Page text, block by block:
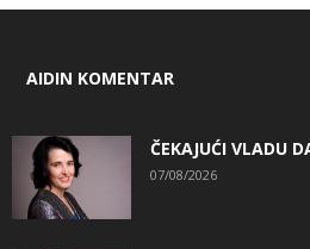
AIDIN KOMENTAR
ČEKAJUĆI VLADU
07/08/2026